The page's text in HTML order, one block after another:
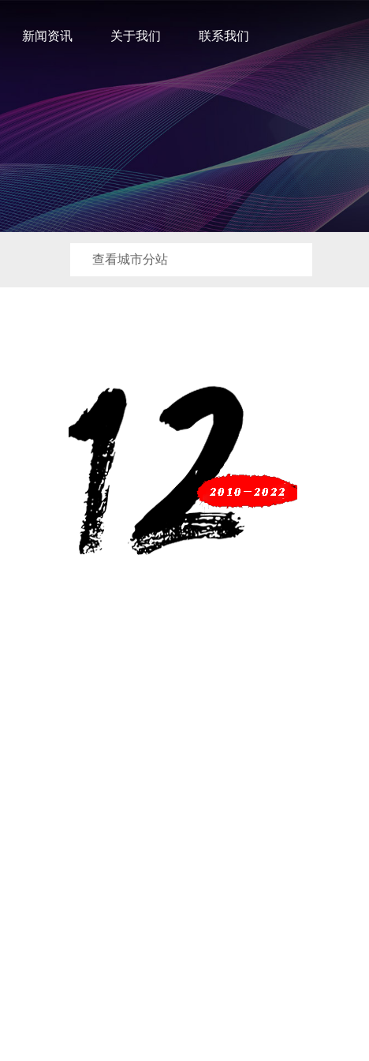
新闻资讯 关于我们 联系我们
查看城市分站